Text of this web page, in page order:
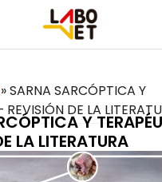
»SARNA SARCÓPTICA Y
DE LA
Y
LA LITERATURA